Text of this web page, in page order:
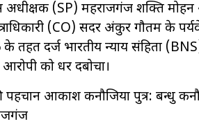
अधीक्षक (SP) महराजगंज शक्ति
(CO) सदर अंकुर गौतम के
तहत दर्ज भारतीय न्याय संहिता
को धर दबोचा।
आकाश कनौजिया पुत्र: बन्धु